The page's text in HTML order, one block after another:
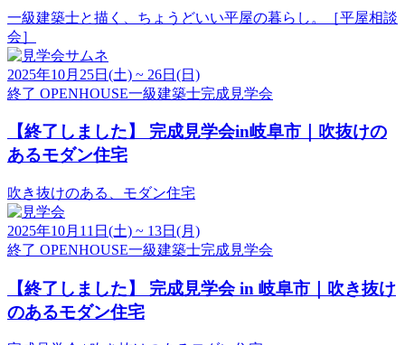
一級建築士と描く、ちょうどいい平屋の暮らし。［平屋相談
会］
2025年10月25日(土) ~ 26日(日)
終了 OPENHOUSE一級建築士完成見学会
【終了しました】
完成見学会in岐阜市｜吹抜けの
あるモダン住宅
吹き抜けのある、モダン住宅
2025年10月11日(土) ~ 13日(月)
終了 OPENHOUSE一級建築士完成見学会
【終了しました】
完成見学会 in 岐阜市｜吹き抜け
のあるモダン住宅